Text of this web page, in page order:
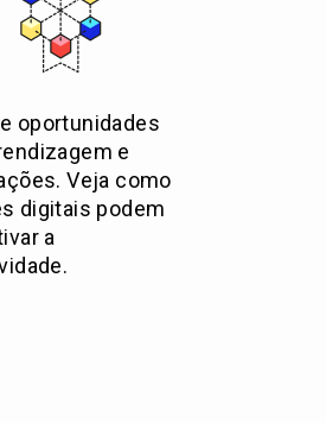
oportunidades
e
Veja como
digitais podem
a